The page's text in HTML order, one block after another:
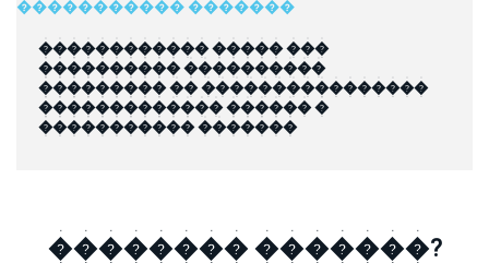
������������ ����� ���
���������� ����������
��������� �� ����������������
������������� ������ �
����������� �������
�������� �������?